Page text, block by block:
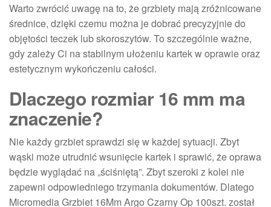
Warto zwrócić uwagę na to, że grzbiety mają zróżnicowane
średnice, dzięki czemu można je dobrać precyzyjnie do
objętości teczek lub skoroszytów. To szczególnie ważne,
gdy zależy Ci na stabilnym ułożeniu kartek w oprawie oraz
estetycznym wykończeniu całości.
Dlaczego rozmiar 16 mm ma
znaczenie?
Nie każdy grzbiet sprawdzi się w każdej sytuacji. Zbyt
wąski może utrudnić wsunięcie kartek i sprawić, że oprawa
będzie wyglądać na „ściśniętą”. Zbyt szeroki z kolei nie
zapewni odpowiedniego trzymania dokumentów. Dlatego
Micromedia Grzbiet 16Mm Argo Czarny Op 100szt. został